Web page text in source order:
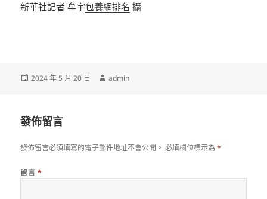
新華社記者 牟宇包養網排名 攝
發
2024 年 5 月 20 日
作
admin
發佈留言
發佈留言必須填寫的電子郵件地址不會公開。 必填欄位標示為*
留言 *